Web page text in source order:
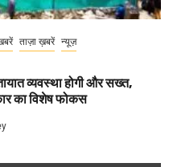
ताज़ा ख़बरें न्यूज़
व्यवस्था होगी और सख्त,
का विशेष फोकस